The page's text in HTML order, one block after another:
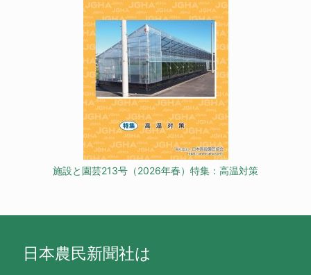
施設と園芸213号（2026年春）特集：高温対策
日本農民新聞社は